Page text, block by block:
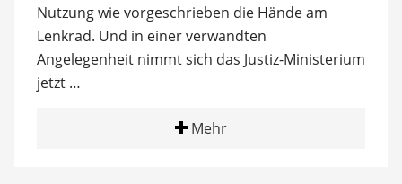
Nutzung wie vorgeschrieben die Hände am
Lenkrad. Und in einer verwandten
Angelegenheit nimmt sich das Justiz-Ministerium
jetzt …
Mehr